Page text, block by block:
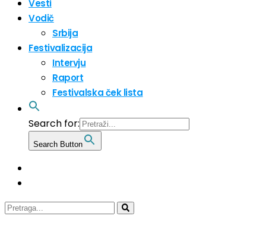
Vesti
Vodič
Srbija
Festivalizacija
Intervju
Raport
Festivalska ček lista
Search for:
Search Button